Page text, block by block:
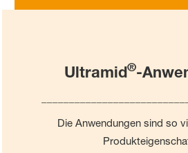
Ultramid®-
Die Anwendungen sind so